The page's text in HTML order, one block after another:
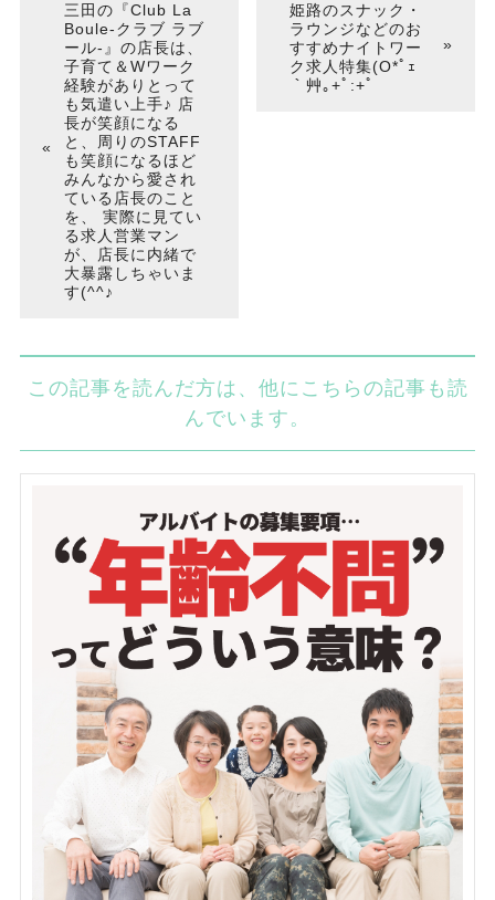
三田の『Club La
Boule-クラブ ラブ
ール-』の店長は、
子育て＆Wワーク
経験がありとって
も気遣い上手♪ 店
長が笑顔になる
と、周りのSTAFF
も笑顔になるほど
みんなから愛され
ている店長のこと
を、 実際に見てい
る求人営業マン
が、店長に内緒で
大暴露しちゃいま
す(^^♪
姫路のスナック・
ラウンジなどのお
すすめナイトワー
ク求人特集(Ο*ﾟｪ
｀艸｡+ﾟ:+ﾟ
この記事を読んだ方は、他にこちらの記事も読
んでいます。